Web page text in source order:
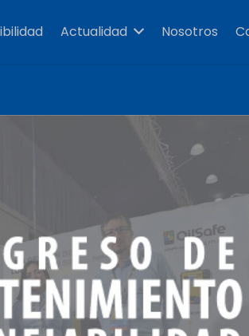
Actualidad Nosotros